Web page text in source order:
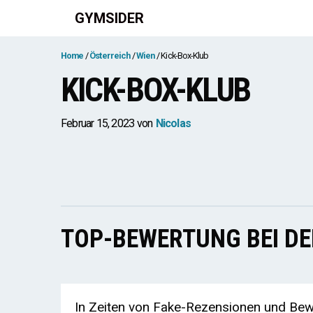
GYMSIDER
Home Österreich Wien Kick-Box-Klub
KICK-BOX-KLUB
Februar 15, 2023 von Nicolas
TOP-BEWERTUNG BEI
In Zeiten von Fake-Rezensionen und